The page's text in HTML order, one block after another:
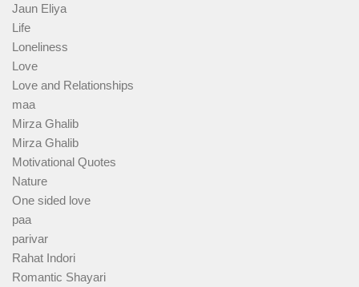
Jaun Eliya
Life
Loneliness
Love
Love and Relationships
maa
Mirza Ghalib
Mirza Ghalib
Motivational Quotes
Nature
One sided love
paa
parivar
Rahat Indori
Romantic Shayari